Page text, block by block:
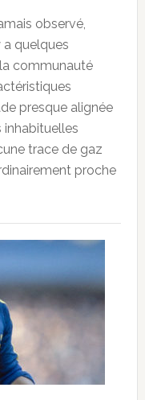
observé,
quelques
communauté
presque alignée
inhabituelles
trace de gaz
proche